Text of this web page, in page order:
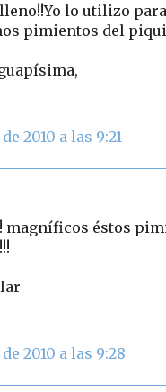
lo utilizo
pimientos del
2010 a las 9:21
magníficos éstos
2010 a las 9:28